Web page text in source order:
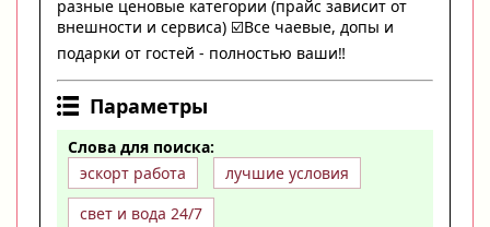
разные ценовые категории (прайс зависит от
внешности и сервиса) ☑️Все чаевые, допы и
подарки от гостей - полностью ваши‼️
Параметры
Слова для поиска:
эскорт работа
лучшие условия
свет и вода 24/7